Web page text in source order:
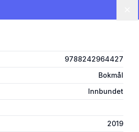
9788242964427
Bokmål
Innbundet
2019